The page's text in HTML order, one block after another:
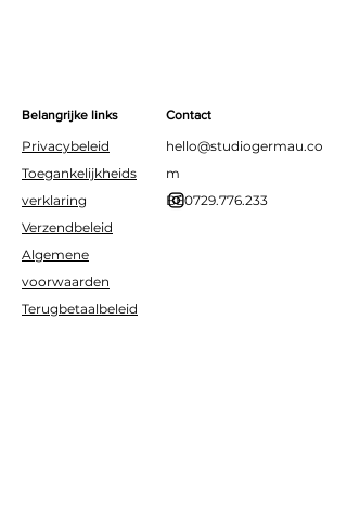
Belangrijke links
Privacybeleid
Toegankelijkheids
verklaring
Verzendbeleid
Algemene
voorwaarden
Terugbetaalbeleid
Contact
hello@studiogermau.co
m
BE0729.776.233